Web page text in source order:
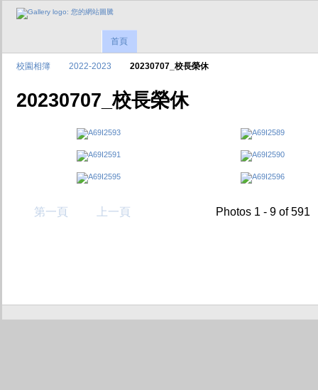
首頁
校園相簿 2022-2023 20230707_校長榮休
20230707_校長榮休
第一頁 上一頁 Photos 1 - 9 of 591